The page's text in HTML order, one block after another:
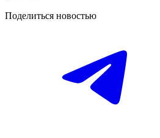
Поделиться новостью